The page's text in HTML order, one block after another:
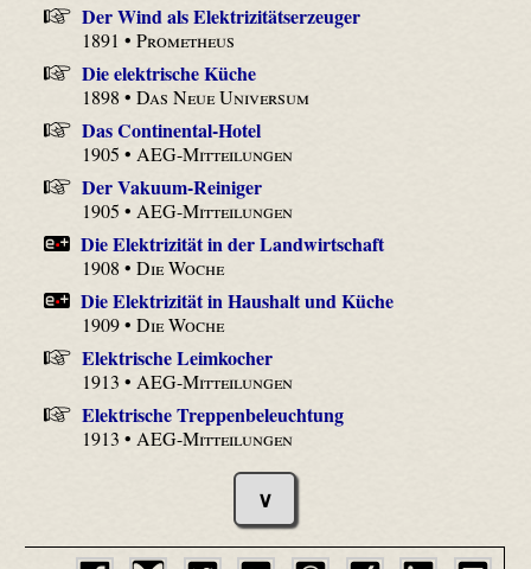
Der Wind als Elektrizitätserzeuger
1891 •Prometheus
Die elektrische Küche
1898 •Das Neue Universum
Das Continental-Hotel
1905 •AEG-Mitteilungen
Der Vakuum-Reiniger
1905 •AEG-Mitteilungen
Die Elektrizität in der Landwirtschaft
1908 •Die Woche
Die Elektrizität in Haushalt und Küche
1909 •Die Woche
Elektrische Leimkocher
1913 •AEG-Mitteilungen
Elektrische Treppenbeleuchtung
1913 •AEG-Mitteilungen
∨